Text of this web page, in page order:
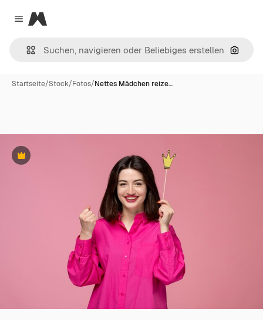
Close menu
Magnific
Nach
Startseite/Stock/Fotos/Nettes Mädchen reize…
Premium